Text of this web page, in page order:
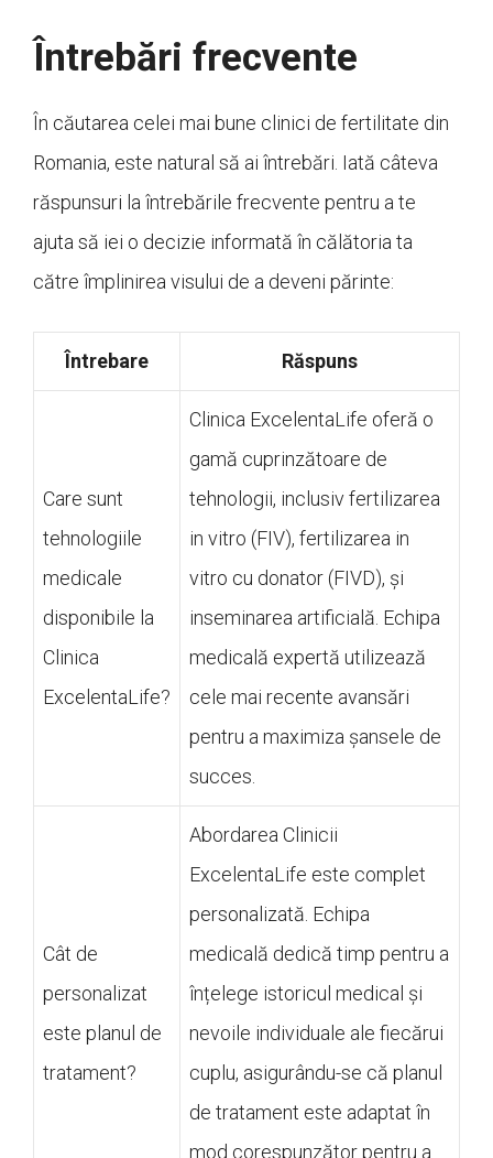
Întrebări frecvente
În căutarea celei mai bune clinici de fertilitate din
Romania, este natural să ai întrebări. Iată câteva
răspunsuri la întrebările frecvente pentru a te
ajuta să iei o decizie informată în călătoria ta
către împlinirea visului de a deveni părinte:
Întrebare Răspuns
Care sunt
tehnologiile
medicale
disponibile la
Clinica
ExcelentaLife?
Clinica ExcelentaLife oferă o
gamă cuprinzătoare de
tehnologii, inclusiv fertilizarea
in vitro (FIV), fertilizarea in
vitro cu donator (FIVD), și
inseminarea artificială. Echipa
medicală expertă utilizează
cele mai recente avansări
pentru a maximiza șansele de
succes.
Cât de
personalizat
este planul de
tratament?
Abordarea Clinicii
ExcelentaLife este complet
personalizată. Echipa
medicală dedică timp pentru a
înțelege istoricul medical și
nevoile individuale ale fiecărui
cuplu, asigurându-se că planul
de tratament este adaptat în
mod corespunzător pentru a